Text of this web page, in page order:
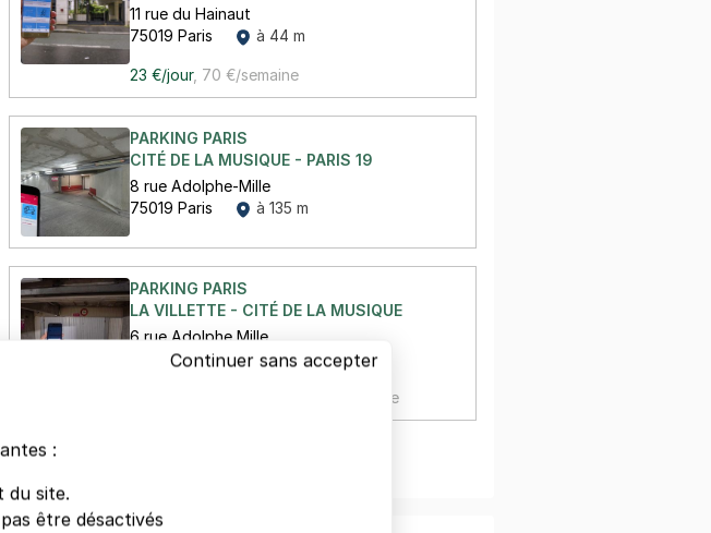
11 rue du Hainaut
75019 Paris
à 44 m
23 €/jour, 70 €/semaine
PARKING PARIS
CITÉ DE LA MUSIQUE - PARIS 19
8 rue Adolphe-Mille
75019 Paris
à 135 m
PARKING PARIS
LA VILLETTE - CITÉ DE LA MUSIQUE
6 rue Adolphe Mille
75019 Paris
à 135 m
70 €/semaine
Continuer sans accepter
:
du site.
être désactivés